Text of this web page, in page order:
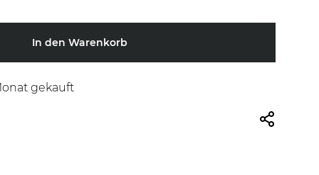
In den Warenkorb
gekauft